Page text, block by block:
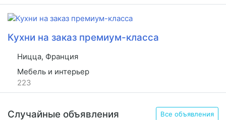
Кухни на заказ премиум-класса
Ницца, Франция
Мебель и интерьер
223
Случайные объявления Все объявления